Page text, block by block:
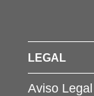
LEGAL
Aviso Legal